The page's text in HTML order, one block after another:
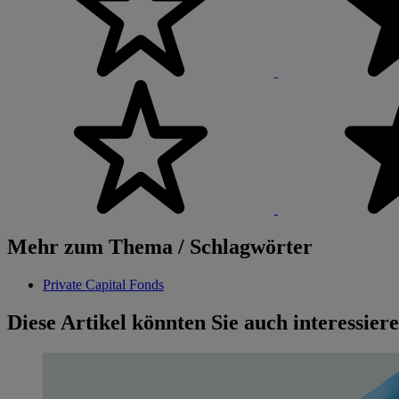
Mehr zum Thema / Schlagwörter
Private Capital Fonds
Diese Artikel könnten Sie auch